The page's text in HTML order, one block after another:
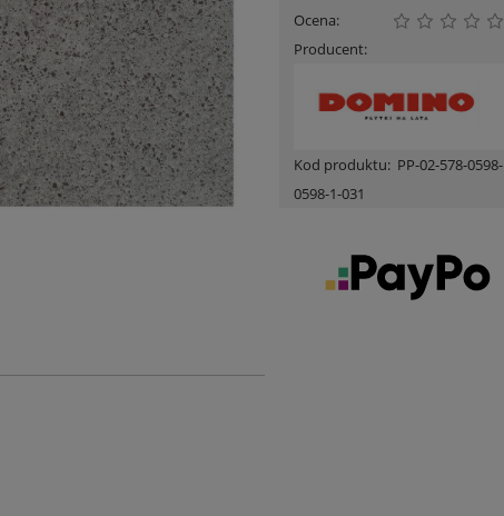
Ocena:
Producent:
Kod produktu: PP-02-578-0598-
0598-1-031